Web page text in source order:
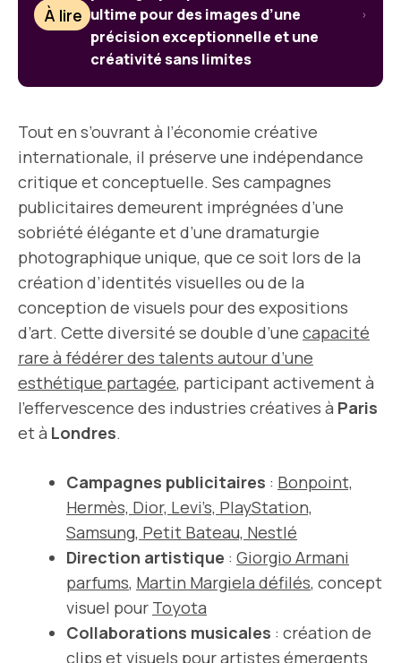
À lire ultime pour des images d’une
précision exceptionnelle et une
créativité sans limites
Tout en s’ouvrant à l’économie créative
internationale, il préserve une indépendance
critique et conceptuelle. Ses campagnes
publicitaires demeurent imprégnées d’une
sobriété élégante et d’une dramaturgie
photographique unique, que ce soit lors de la
création d’identités visuelles ou de la
conception de visuels pour des expositions
d’art. Cette diversité se double d’une capacité
rare à fédérer des talents autour d’une
esthétique partagée, participant activement à
l’effervescence des industries créatives à Paris
et à Londres.
Campagnes publicitaires : Bonpoint,
Hermès, Dior, Levi’s, PlayStation,
Samsung, Petit Bateau, Nestlé
Direction artistique : Giorgio Armani
parfums, Martin Margiela défilés, concept
visuel pour Toyota
Collaborations musicales : création de
clips et visuels pour artistes émergents